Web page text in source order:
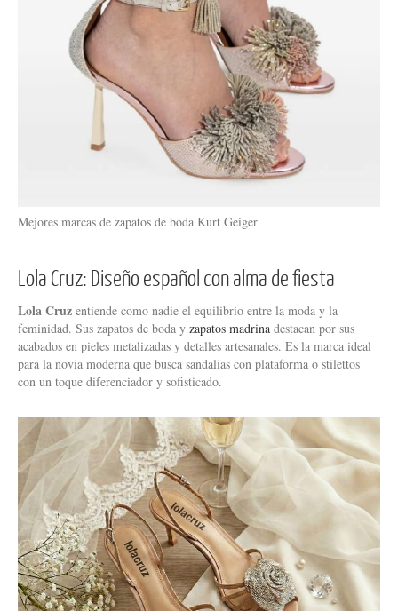
Mejores marcas de zapatos de boda Kurt Geiger
Lola Cruz: Diseño español con alma de fiesta
Lola Cruz entiende como nadie el equilibrio entre la moda y la
feminidad. Sus zapatos de boda y zapatos madrina destacan por sus
acabados en pieles metalizadas y detalles artesanales. Es la marca ideal
para la novia moderna que busca sandalias con plataforma o stilettos
con un toque diferenciador y sofisticado.